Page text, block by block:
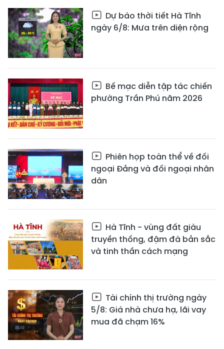
Dự báo thời tiết Hà Tĩnh
ngày 6/8: Mưa trên diện rộng
Bế mạc diễn tập tác chiến
phường Trần Phú năm 2026
Phiên họp toàn thể về đối
ngoại Đảng và đối ngoại nhân
dân
Hà Tĩnh - vùng đất giàu
truyền thống, đậm đà bản sắc
và tinh thần cách mạng
Tài chính thị trường ngày
5/8: Giá nhà chưa hạ, lãi vay
mua đã chạm 16%